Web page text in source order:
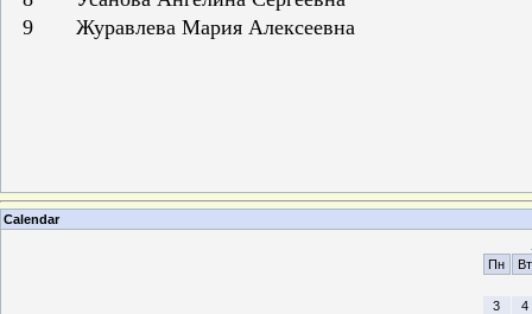
9
Журавлева Мария Алексеевна
Calendar
Пн
Вт
3
4